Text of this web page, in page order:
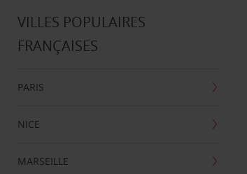
VILLES POPULAIRES
FRANÇAISES
PARIS
NICE
MARSEILLE